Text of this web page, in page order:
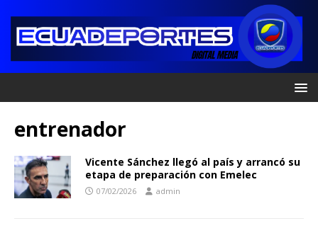
entrenador
Vicente Sánchez llegó al país y arrancó su
etapa de preparación con Emelec
07/02/2026 admin